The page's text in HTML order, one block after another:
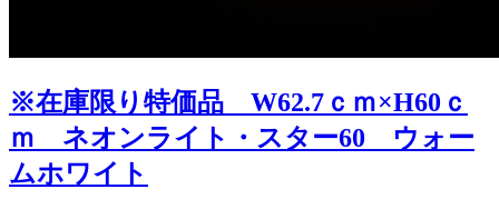
※在庫限り特価品 W62.7ｃｍ×H60ｃ
ｍ ネオンライト・スター60 ウォー
ムホワイト